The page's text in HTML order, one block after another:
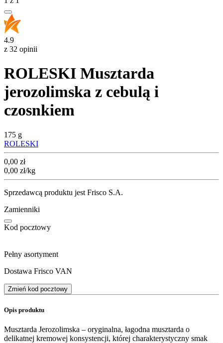
4.9
z 32 opinii
ROLESKI Musztarda
jerozolimska z cebulą i
czosnkiem
175 g
ROLESKI
Cena
0,00 zł
0,00 zł/kg
Sprzedawcą produktu jest Frisco S.A.
Zamienniki
Kod pocztowy
Pełny asortyment
Dostawa Frisco VAN
Zmień kod pocztowy
Opis produktu
Musztarda Jerozolimska – oryginalna, łagodna musztarda o
delikatnej kremowej konsystencji, której charakterystyczny smak